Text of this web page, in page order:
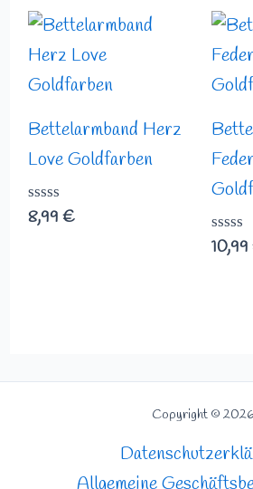
Bettelarmband Herz
Love Goldfarben
Bewertet
mit
8,99 €
mit
10,99
Copyright © 2026